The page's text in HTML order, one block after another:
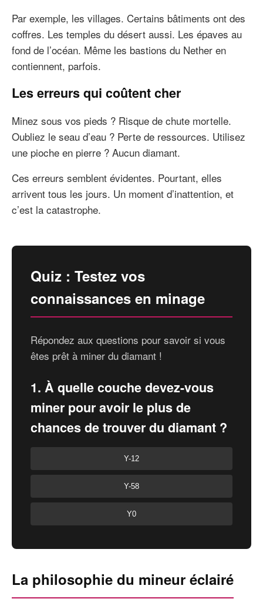
Par exemple, les villages. Certains bâtiments ont des
coffres. Les temples du désert aussi. Les épaves au
fond de l’océan. Même les bastions du Nether en
contiennent, parfois.
Les erreurs qui coûtent cher
Minez sous vos pieds ? Risque de chute mortelle.
Oubliez le seau d’eau ? Perte de ressources. Utilisez
une pioche en pierre ? Aucun diamant.
Ces erreurs semblent évidentes. Pourtant, elles
arrivent tous les jours. Un moment d’inattention, et
c’est la catastrophe.
Quiz : Testez vos
connaissances en minage
Répondez aux questions pour savoir si vous
êtes prêt à miner du diamant !
1. À quelle couche devez-vous
miner pour avoir le plus de
chances de trouver du diamant ?
Y-12
Y-58
Y0
La philosophie du mineur éclairé